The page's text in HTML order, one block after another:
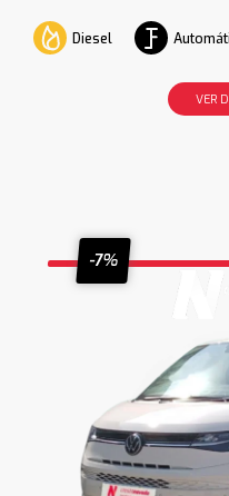
Diesel
VER
-7%